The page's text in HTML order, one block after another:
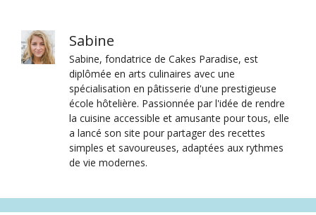
Sabine
Sabine, fondatrice de Cakes Paradise, est
diplômée en arts culinaires avec une
spécialisation en pâtisserie d'une prestigieuse
école hôtelière. Passionnée par l'idée de rendre
la cuisine accessible et amusante pour tous, elle
a lancé son site pour partager des recettes
simples et savoureuses, adaptées aux rythmes
de vie modernes.